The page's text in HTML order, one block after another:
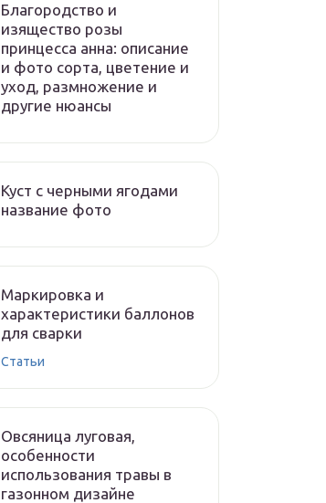
Благородство и
изящество розы
принцесса анна: описание
и фото сорта, цветение и
уход, размножение и
другие нюансы
Куст с черными ягодами
название фото
Маркировка и
характеристики баллонов
для сварки
Статьи
Овсяница луговая,
особенности
использования травы в
газонном дизайне